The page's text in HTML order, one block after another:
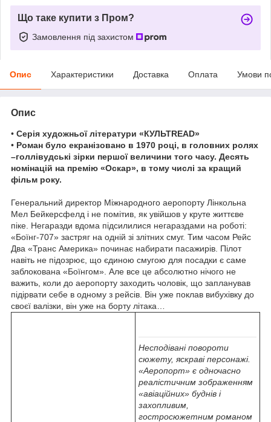
Що таке купити з Пром?
Замовлення під захистом
Опис Характеристики Доставка Оплата Умови
Опис
• Серія художньої літератури «КУЛЬТREAD»
• Роман було екранізовано в 1970 році, в головних ролях
–голлівудські зірки першої величини того часу. Десять
номінацій на премію «Оскар», в тому числі за кращий
фільм року.
Генеральний директор Міжнародного аеропорту Лінкольна
Мел Бейкерсфелд і не помітив, як увійшов у круте життєве
піке. Негаразди вдома підсилилися негараздами на роботі:
«Боїнг-707» застряг на одній зі злітних смуг. Тим часом Рейс
Два «Транс Америка» починає набирати пасажирів. Пілот
навіть не підозрює, що єдиною смугою для посадки є саме
заблокована «Боїнгом». Але все це абсолютно нічого не
важить, коли до аеропорту заходить чоловік, що запланував
підірвати себе в одному з рейсів. Він уже поклав вибухівку до
своєї валізки, він уже на борту літака…
Несподівані повороти
сюжету, яскраві персонажі.
«Аеропорт» є одночасно
реалістичним зображенням
«авіаційних» буднів і
захопливим,
гостросюжетним романом